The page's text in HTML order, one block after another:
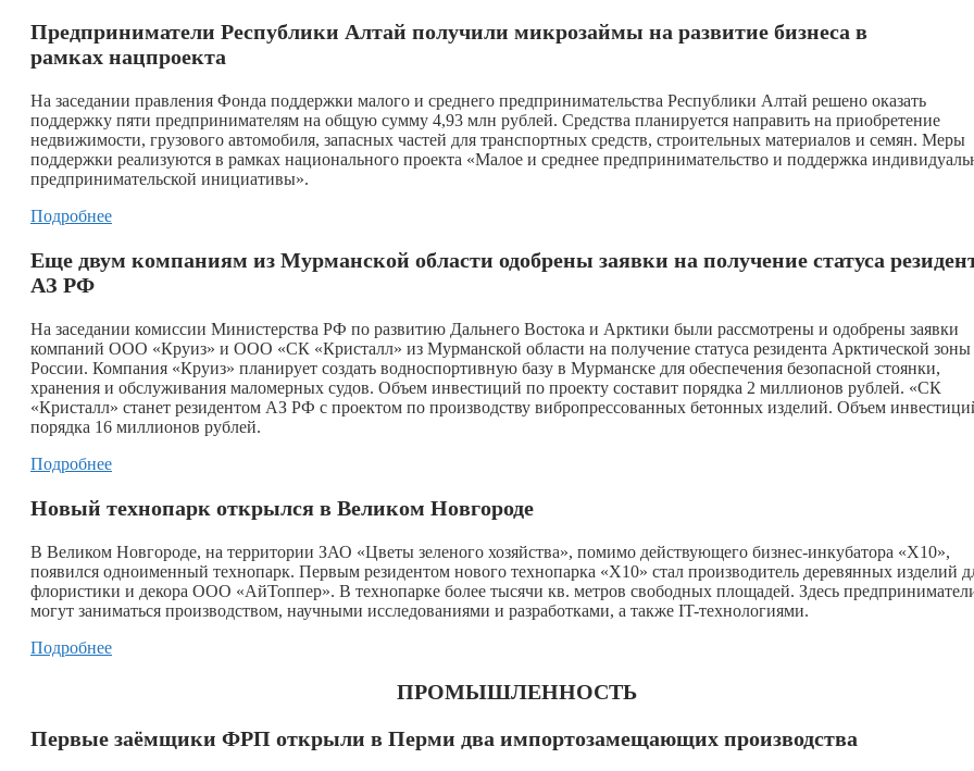
Предприниматели Республики Алтай получили микрозаймы на развитие бизнеса в
рамках нацпроекта
На заседании правления Фонда поддержки малого и среднего предпринимательства Республики Алтай решено оказать
поддержку пяти предпринимателям на общую сумму 4,93 млн рублей. Средства планируется направить на приобретение
недвижимости, грузового автомобиля, запасных частей для транспортных средств, строительных материалов и семян. Меры
поддержки реализуются в рамках национального проекта «Малое и среднее предпринимательство и поддержка
предпринимательской инициативы».
Подробнее
Еще двум компаниям из Мурманской области одобрены заявки на получение статуса
АЗ РФ
На заседании комиссии Министерства РФ по развитию Дальнего Востока и Арктики были рассмотрены и одобрены заявки
компаний ООО «Круиз» и ООО «СК «Кристалл» из Мурманской области на получение статуса резидента Арктической зоны
России. Компания «Круиз» планирует создать водноспортивную базу в Мурманске для обеспечения безопасной стоянки,
хранения и обслуживания маломерных судов. Объем инвестиций по проекту составит порядка 2 миллионов рублей. «СК
«Кристалл» станет резидентом АЗ РФ с проектом по производству вибропрессованных бетонных изделий. Объем
порядка 16 миллионов рублей.
Подробнее
Новый технопарк открылся в Великом Новгороде
В Великом Новгороде, на территории ЗАО «Цветы зеленого хозяйства», помимо действующего бизнес-инкубатора «Х10»,
появился одноименный технопарк. Первым резидентом нового технопарка «Х10» стал производитель деревянных изделий
флористики и декора ООО «АйТоппер». В технопарке более тысячи кв. метров свободных площадей. Здесь
могут заниматься производством, научными исследованиями и разработками, а также IT-технологиями.
Подробнее
ПРОМЫШЛЕННОСТЬ
Первые заёмщики ФРП открыли в Перми два импортозамещающих производства